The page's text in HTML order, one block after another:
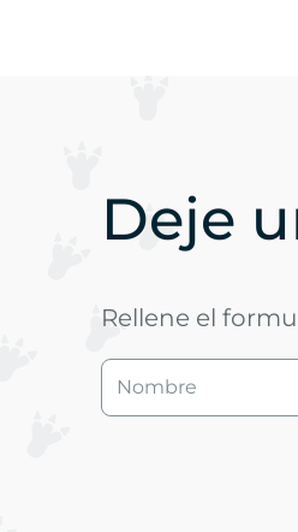
Deje
Rellene el